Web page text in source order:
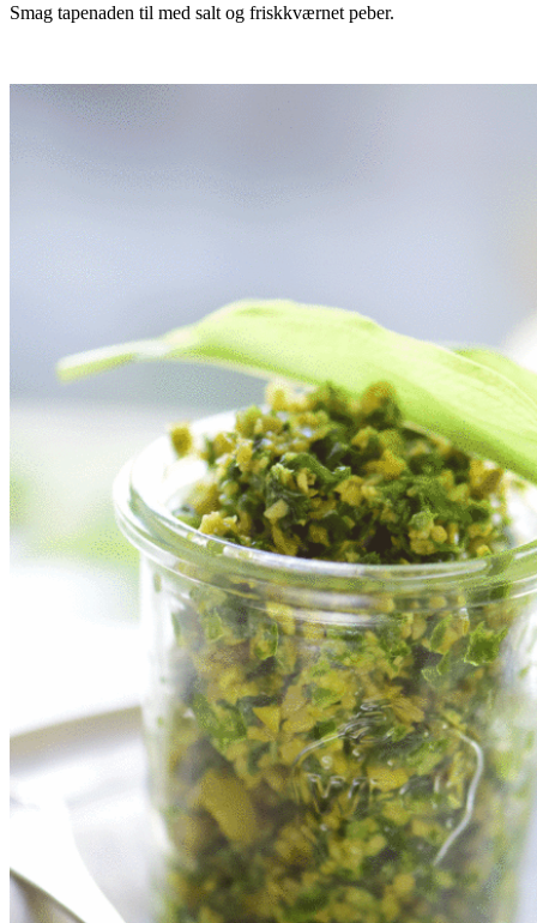
Smag tapenaden til med salt og friskkværnet peber.